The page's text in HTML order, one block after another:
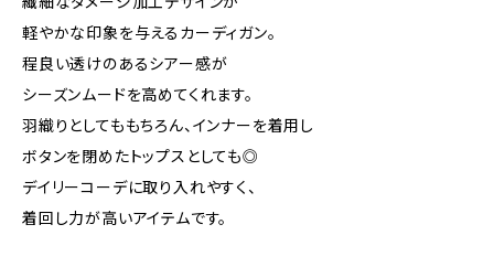
軽やかな印象を与えるカーディガン。
程良い透けのあるシアー感が
シーズンムードを高めてくれます。
羽織りとしてももちろん、インナーを着用し
ボタンを閉めたトップスとしても◎
デイリーコーデに取り入れやすく、
着回し力が高いアイテムです。